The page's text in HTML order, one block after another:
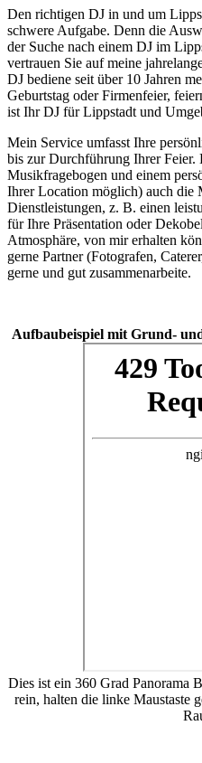
Den richtigen DJ in und um
schwere Aufgabe. Denn die
der Suche nach einem DJ im
vertrauen Sie auf meine
DJ bediene seit über 10 Jahren
Geburtstag oder Firmenfeier,
ist Ihr DJ für Lippstadt und
Mein Service umfasst Ihre
bis zur Durchführung Ihrer Feier.
Musikfragebogen und einem
Ihrer Location möglich) auch die
Dienstleistungen, z. B. einen
für Ihre Präsentation oder
Atmosphäre, von mir erhalten
gerne Partner (Fotografen,
gerne und gut zusammenarbeite.
Aufbaubeispiel mit Grund-
Dies ist ein 360 Grad Panorama
rein, halten die linke Maustaste